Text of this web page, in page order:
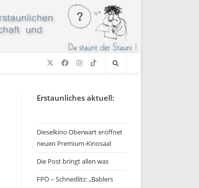
Erstaunliches aktuell:
Dieselkino Oberwart eröffnet
neuen Premium-Kinosaal
Die Post bringt allen was
FPÖ – Schnedlitz: „Bablers